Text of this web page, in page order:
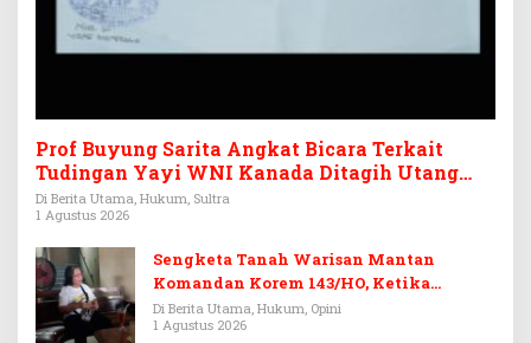
Prof Buyung Sarita Angkat Bicara Terkait
Tudingan Yayi WNI Kanada Ditagih Utang
Rp3,6 Miliar
Di Berita Utama, Hukum, Sultra
1 Agustus 2026
Sengketa Tanah Warisan Mantan
Komandan Korem 143/HO, Ketika
Warisan Menjadi Arena Pemerasan
Di Berita Utama, Hukum, Opini
1 Agustus 2026